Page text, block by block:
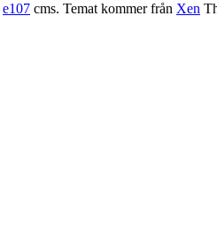
e107 cms. Temat kommer från Xen